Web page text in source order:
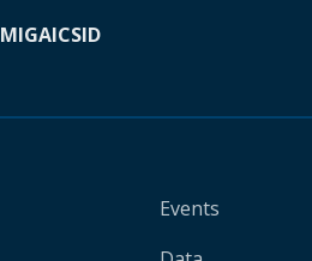
MIGAICSID
Events